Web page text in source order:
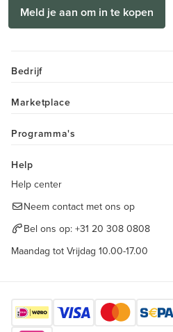
Meld je aan om in te kopen
Bedrijf
Marketplace
Programma's
Help
Help center
Neem contact met ons op
Bel ons op: +31 20 308 0808
Maandag tot Vrijdag 10.00-17.00